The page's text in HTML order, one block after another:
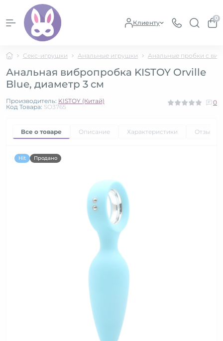
Клиенту
0
Секс-игрушки Анальные игрушки Анальные пробки с
Анальная вибропробка KISTOY Orville
Blue, диаметр 3 см
Производитель: KISTOY (Китай)
Код Товара: SO3765
0
Все о товаре Описание Характеристики Отзывы
Hit Продано